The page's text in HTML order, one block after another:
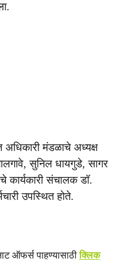
अधिकारी मंडळाचे अध्यक्ष
सुनिल धायगुडे, सागर
संचालक डॉ.
उपस्थित होते.
ऑफर्स पाहण्यासाठीक्लिक